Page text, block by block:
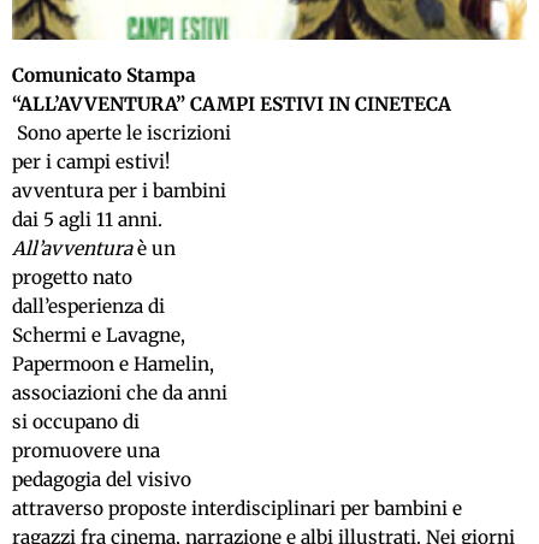
Comunicato Stampa
“ALL’AVVENTURA” CAMPI ESTIVI IN CINETECA
Sono aperte le iscrizioni
per i campi estivi!
avventura per i bambini
dai 5 agli 11 anni.
All’avventuraè un
progetto nato
dall’esperienza di
Schermi e Lavagne,
Papermoon e Hamelin,
associazioni che da anni
si occupano di
promuovere una
pedagogia del visivo
attraverso proposte interdisciplinari per bambini e
ragazzi fra cinema, narrazione e albi illustrati. Nei giorni